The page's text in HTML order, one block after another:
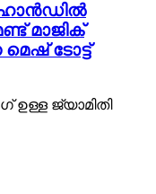
മാജിക്
ടോട്ട്
ഉള്ള ജ്യാമിതി